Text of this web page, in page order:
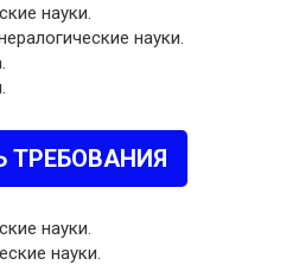
науки.
науки.
ТРЕБОВАНИЯ
науки.
науки.